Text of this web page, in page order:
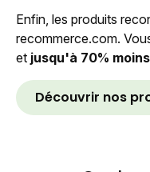
Enfin, les produits
recommerce.com.
et jusqu'à 70%
Découvrir nos